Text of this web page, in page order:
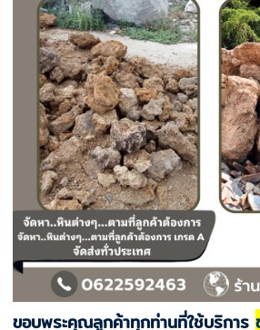
ขอบพระคุณลูกค้าทุกท่านที่ใช้บริการ